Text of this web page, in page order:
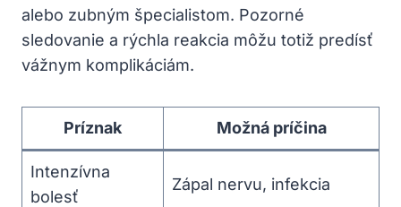
alebo zubným špecialistom. Pozorné
sledovanie a rýchla reakcia môžu totiž predísť
vážnym komplikáciám.
Príznak Možná príčina
Intenzívna
bolesť
Zápal nervu, infekcia